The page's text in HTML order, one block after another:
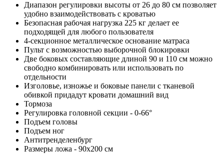
Диапазон регулировки высоты от 26 до 80 см позволяет
удобно взаимодействовать с кроватью
Безопасная рабочая нагрузка 225 кг делает ее
подходящей для любого пользователя
4-секционное металлическое основание матраса
Пульт с возможностью выборочной блокировки
Две боковых составляющие длиной 90 и 110 см можно
свободно комбинировать или использовать по
отдельности
Изголовье, изножье и боковые панели с тканевой
обивкой придадут кровати домашний вид
Тормоза
Регулировка головной секции - 0-66°
Подъем головы
Подъем ног
Антитренделенбург
Размеры ложа - 90x200 см